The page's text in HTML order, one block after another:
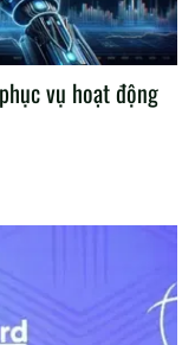
vụ hoạt động